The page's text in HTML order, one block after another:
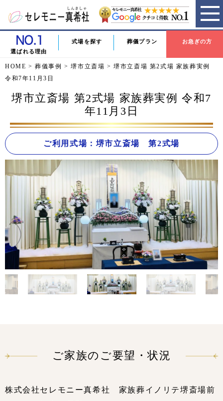
選ばれる理由
式場を探す 葬儀プラン お急ぎの方
HOME >葬儀事例 >堺市立斎場 >堺市立斎場 第2式場 家族葬実例
令和7年11月3日
堺市立斎場 第2式場 家族葬実例 令和7
年11月3日
ご利用式場：堺市立斎場 第2式場
ご家族のご要望・状況
株式会社セレモニー真希社 家族葬イノリテ堺斎場前